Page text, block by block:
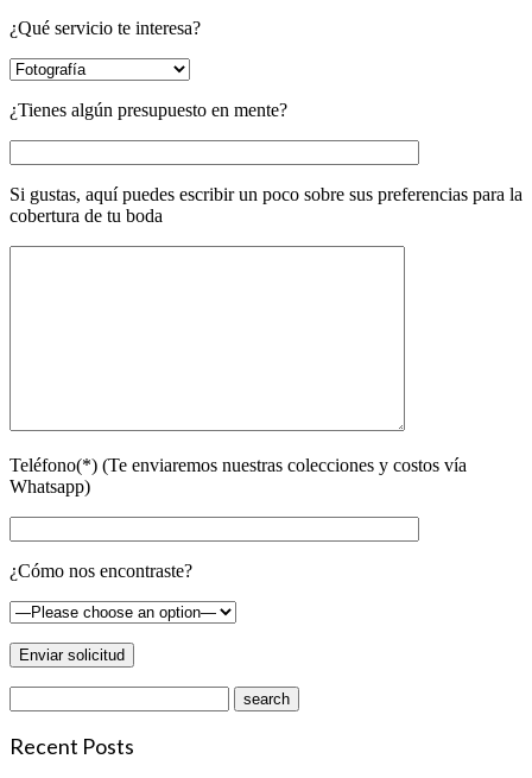
¿Qué servicio te interesa?
¿Tienes algún presupuesto en mente?
Si gustas, aquí puedes escribir un poco sobre sus preferencias para la
cobertura de tu boda
Teléfono(*) (Te enviaremos nuestras colecciones y costos vía
Whatsapp)
¿Cómo nos encontraste?
Recent Posts